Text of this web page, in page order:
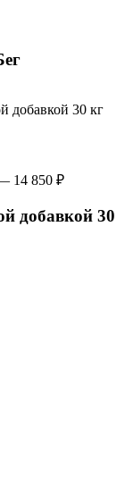
14 850 ₽
добавкой 30